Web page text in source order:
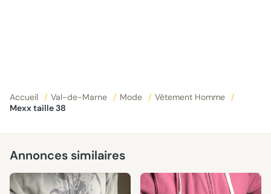
Accueil / Val-de-Marne / Mode / Vêtement Homme
/
Mexx taille 38
Annonces similaires